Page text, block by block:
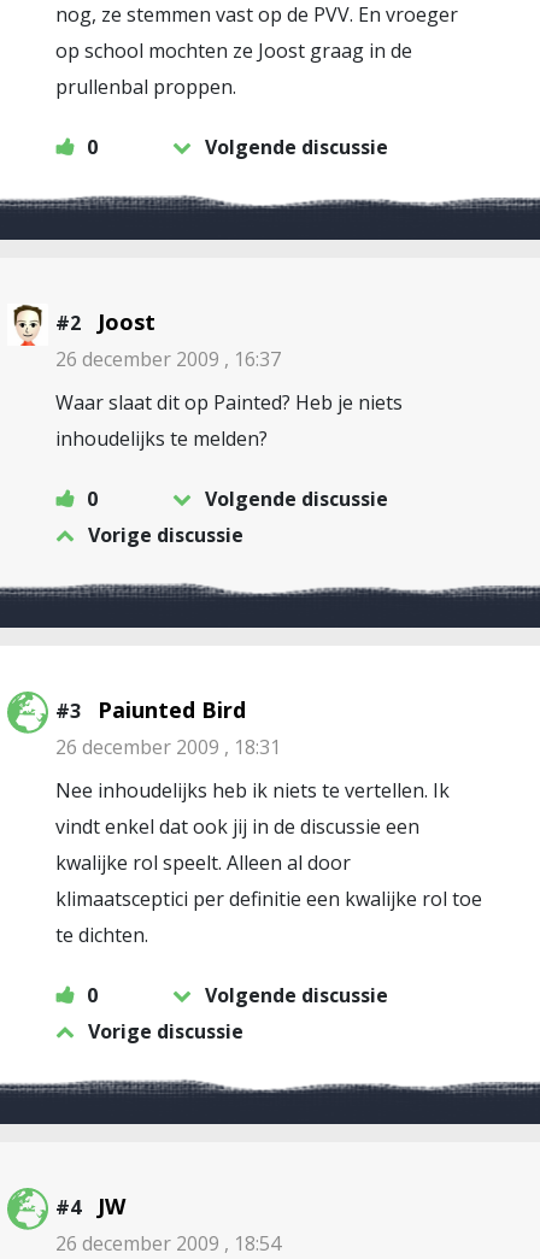
nog, ze stemmen vast op de PVV. En vroeger
op school mochten ze Joost graag in de
prullenbal proppen.
0 Volgende discussie
#2 Joost
26 december 2009 , 16:37
Waar slaat dit op Painted? Heb je niets
inhoudelijks te melden?
0
Volgende discussie
Vorige discussie
#3 Paiunted Bird
26 december 2009 , 18:31
Nee inhoudelijks heb ik niets te vertellen. Ik
vindt enkel dat ook jij in de discussie een
kwalijke rol speelt. Alleen al door
klimaatsceptici per definitie een kwalijke rol toe
te dichten.
0
Volgende discussie
Vorige discussie
#4 JW
26 december 2009 , 18:54